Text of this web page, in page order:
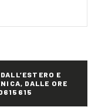
E
DALLE ORE